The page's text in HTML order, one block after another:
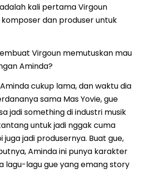
kali pertama Virgoun
dan produser untuk
Virgoun memutuskan mau
Aminda?
cukup lama, dan waktu dia
sama Mas Yovie, gue
jadi something di industri musik
untuk jadi nggak cuma
juga jadi produsernya. Buat gue,
Aminda ini punya karakter
lagu-lagu gue yang emang story